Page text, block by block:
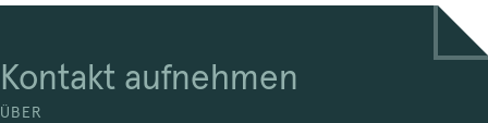
Kontakt aufnehmen
ÜBER